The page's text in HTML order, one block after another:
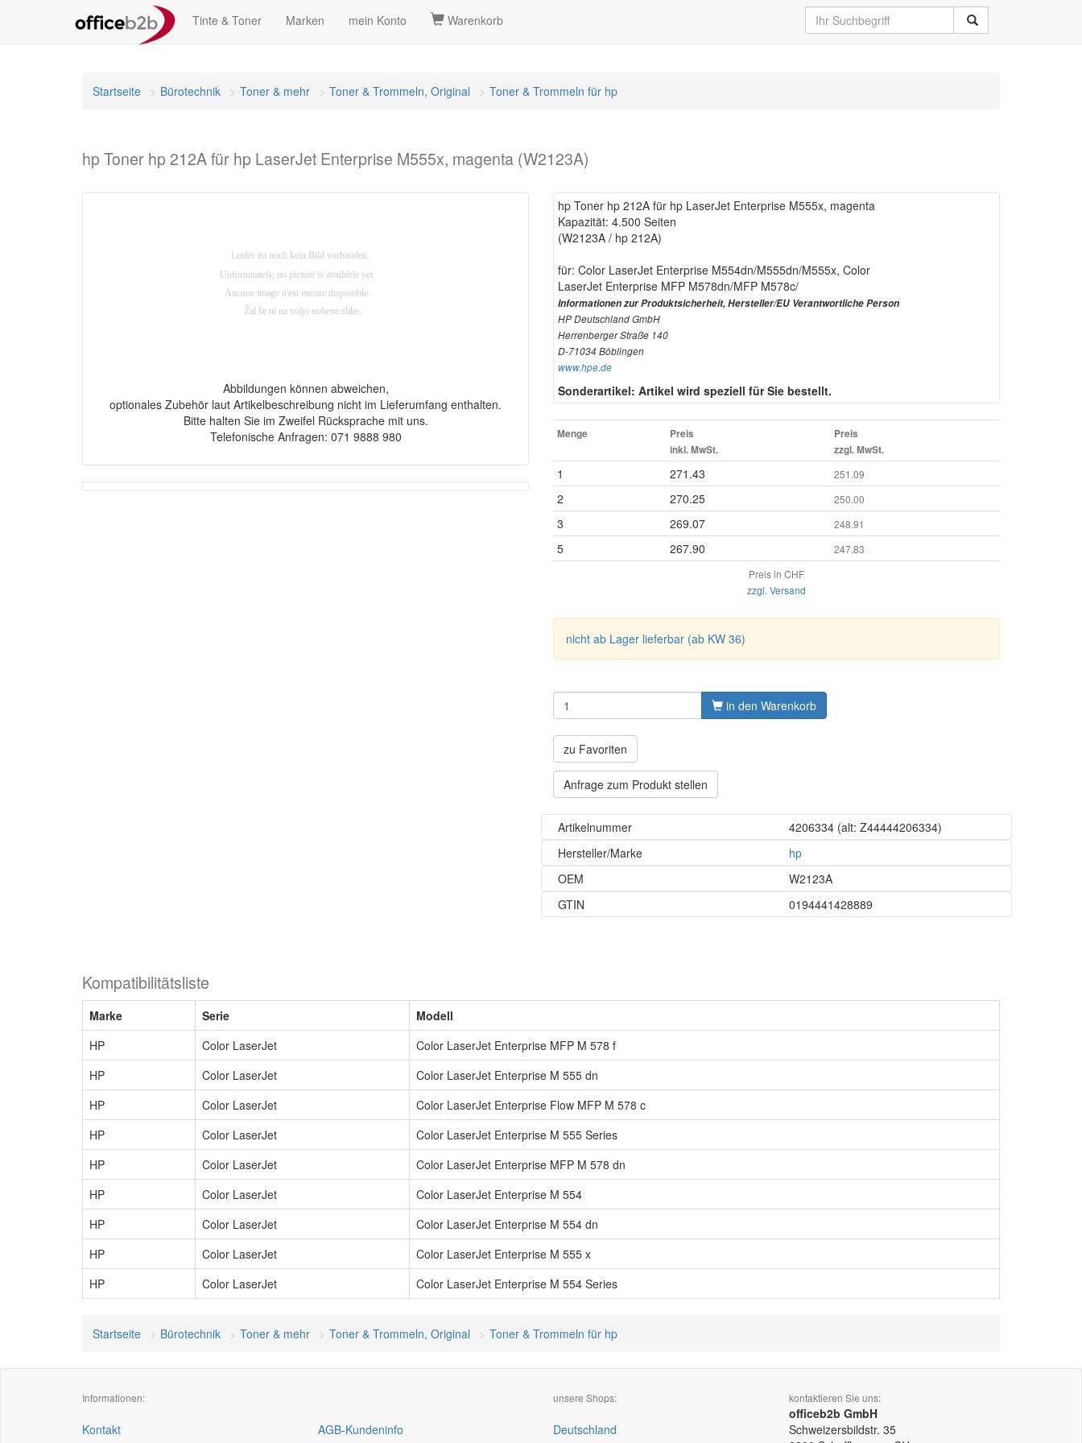
Tinte & Toner Marken mein Konto Warenkorb
Startseite Bürotechnik Toner & mehr Toner & Trommeln, Original Toner & Trommeln für hp
hp Toner hp 212A für hp LaserJet Enterprise M555x, magenta (W2123A)
Abbildungen können abweichen,
optionales Zubehör laut Artikelbeschreibung nicht im Lieferumfang enthalten.
Bitte halten Sie im Zweifel Rücksprache mit uns.
Telefonische Anfragen: 071 9888 980
hp Toner hp 212A für hp LaserJet Enterprise M555x, magenta
Kapazität: 4.500 Seiten
(W2123A / hp 212A)
für: Color LaserJet Enterprise M554dn/M555dn/M555x, Color
LaserJet Enterprise MFP M578dn/MFP M578c/
Informationen zur Produktsicherheit, Hersteller/EU Verantwortliche Person
HP Deutschland GmbH
Herrenberger Straße 140
D-71034 Böblingen
www.hpe.de
Sonderartikel: Artikel wird speziell für Sie bestellt.
Menge
Preis
inkl. MwSt.
Preis
zzgl. MwSt.
1 271.43 251.09
2 270.25 250.00
3 269.07 248.91
5 267.90
247.83
Preis in CHF
zzgl. Versand
nicht ab Lager lieferbar (ab KW 36)
in den Warenkorb
zu Favoriten
Anfrage zum Produkt stellen
Artikelnummer 4206334(alt: Z44444206334)
Hersteller/Marke
hp
OEM
W2123A
GTIN
0194441428889
Kompatibilitätsliste
Marke Serie
Modell
HP
Color LaserJet
Color LaserJet Enterprise MFP M 578 f
HP
Color LaserJet
Color LaserJet Enterprise M 555 dn
HP
Color LaserJet
Color LaserJet Enterprise Flow MFP M 578 c
HP
Color LaserJet
Color LaserJet Enterprise M 555 Series
HP
Color LaserJet
Color LaserJet Enterprise MFP M 578 dn
HP
Color LaserJet
Color LaserJet Enterprise M 554
HP
Color LaserJet
Color LaserJet Enterprise M 554 dn
HP
Color LaserJet
Color LaserJet Enterprise M 555 x
HP
Color LaserJet Color LaserJet Enterprise M 554 Series
Startseite Bürotechnik Toner & mehr Toner & Trommeln, Original Toner & Trommeln für hp
Informationen:
Kontakt AGB-Kundeninfo
unsere Shops:
Deutschland
kontaktieren Sie uns:
officeb2b GmbH
Schweizersbildstr. 35